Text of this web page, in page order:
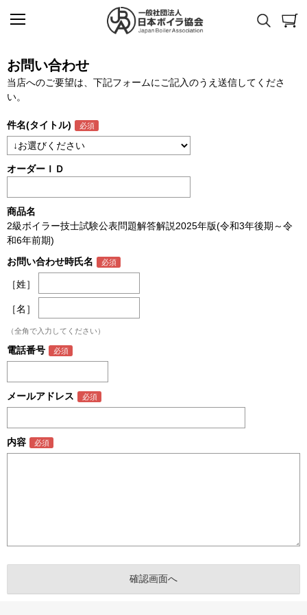
お問い合わせ
当店へのご要望は、下記フォームにご記入のうえ送信してくださ
い。
件名(タイトル)
オーダーＩＤ
商品名
2級ボイラー技士試験公表問題解答解説2025年版(令和3年後期～令
和6年前期)
お問い合わせ時氏名
［姓］
［名］
（全角で入力してください）
電話番号
メールアドレス
内容